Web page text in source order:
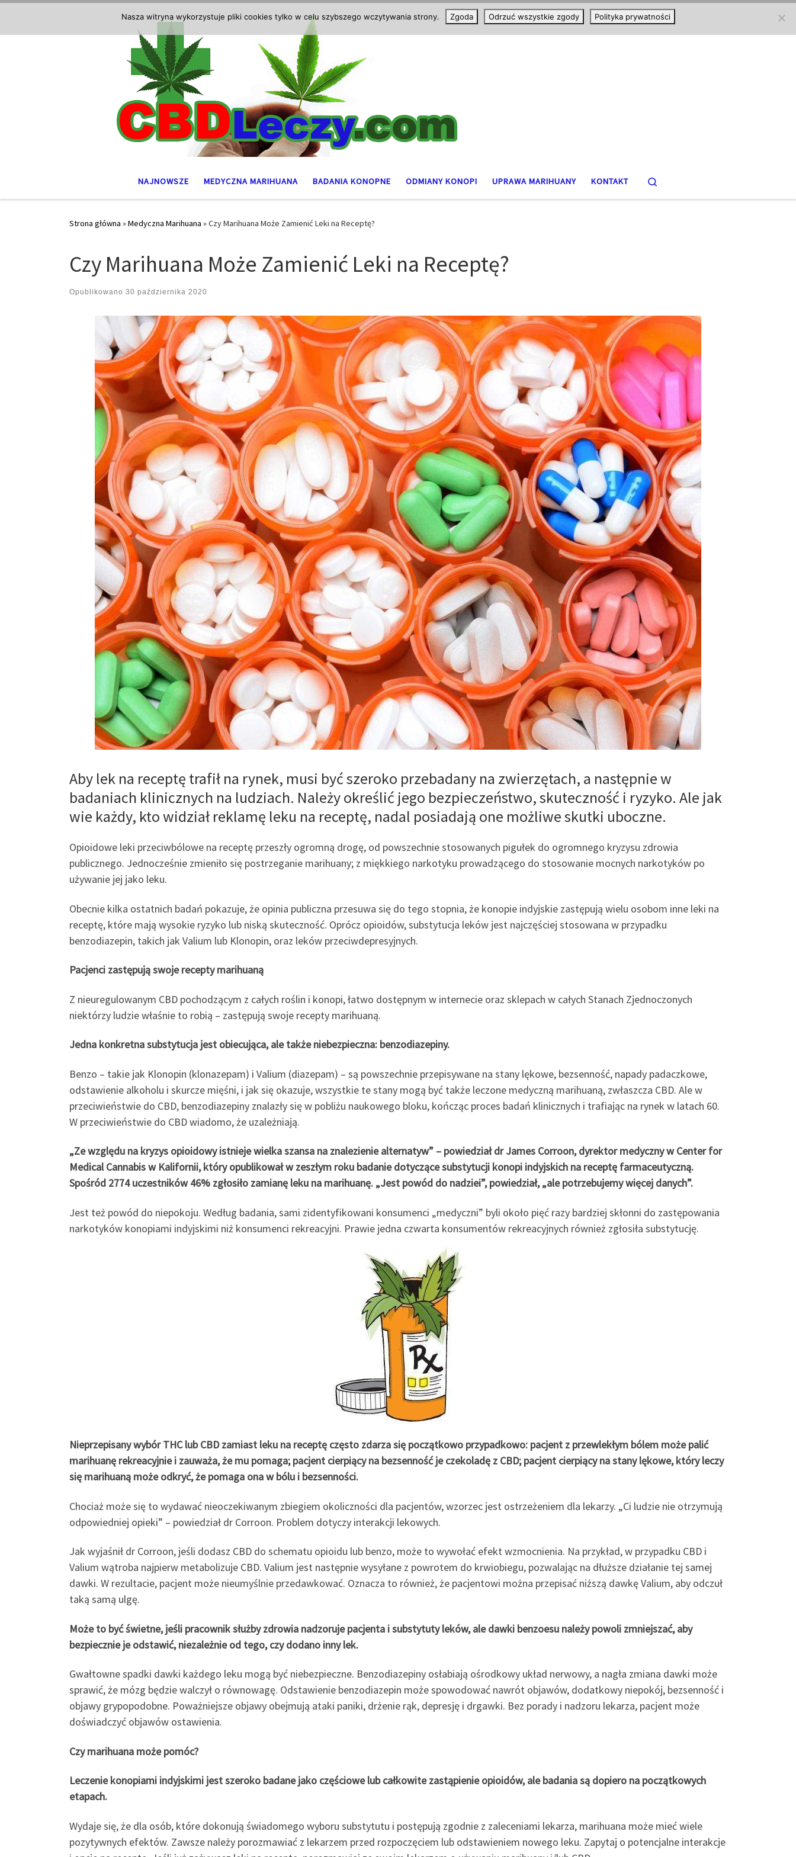
NAJNOWSZE MEDYCZNA MARIHUANA BADANIA KONOPNE ODMIANY KONOPI UPRAWA MARIHUANY KONTAKT
Strona główna »Medyczna Marihuana »Czy Marihuana Może Zamienić Leki na Receptę?
Czy Marihuana Może Zamienić Leki na Receptę?
Opublikowano 30 października 2020
Aby lek na receptę trafił na rynek, musi być szeroko przebadany na zwierzętach, a następnie w
badaniach klinicznych na ludziach. Należy określić jego bezpieczeństwo, skuteczność i ryzyko. Ale jak
wie każdy, kto widział reklamę leku na receptę, nadal posiadają one możliwe skutki uboczne.
Opioidowe leki przeciwbólowe na receptę przeszły ogromną drogę, od powszechnie stosowanych pigułek do ogromnego kryzysu zdrowia
publicznego. Jednocześnie zmieniło się postrzeganie marihuany; z miękkiego narkotyku prowadzącego do stosowanie mocnych narkotyków po
używanie jej jako leku.
Obecnie kilka ostatnich badań pokazuje, że opinia publiczna przesuwa się do tego stopnia, że ​​konopie indyjskie zastępują wielu osobom inne leki na
receptę, które mają wysokie ryzyko lub niską skuteczność. Oprócz opioidów, substytucja leków jest najczęściej stosowana w przypadku
benzodiazepin, takich jak Valium lub Klonopin, oraz leków przeciwdepresyjnych.
Pacjenci zastępują swoje recepty marihuaną
Z nieuregulowanym CBD pochodzącym z całych roślin i konopi, łatwo dostępnym w internecie oraz sklepach w całych Stanach Zjednoczonych
niektórzy ludzie właśnie to robią – zastępują swoje recepty marihuaną.
Jedna konkretna substytucja jest obiecująca, ale także niebezpieczna: benzodiazepiny.
Benzo – takie jak Klonopin (klonazepam) i Valium (diazepam) – są powszechnie przepisywane na stany lękowe, bezsenność, napady padaczkowe,
odstawienie alkoholu i skurcze mięśni, i jak się okazuje, wszystkie te stany mogą być także leczone medyczną marihuaną, zwłaszcza CBD. Ale w
przeciwieństwie do CBD, benzodiazepiny znalazły się w pobliżu naukowego bloku, kończąc proces badań klinicznych i trafiając na rynek w latach 60.
W przeciwieństwie do CBD wiadomo, że uzależniają.
„Ze względu na kryzys opioidowy istnieje wielka szansa na znalezienie alternatyw” – powiedział dr James Corroon, dyrektor medyczny w Center for
Medical Cannabis w Kalifornii, który opublikował w zeszłym roku badanie dotyczące substytucji konopi indyjskich na receptę farmaceutyczną.
Spośród 2774 uczestników 46% zgłosiło zamianę leku na marihuanę. „Jest powód do nadziei”, powiedział, „ale potrzebujemy więcej danych”.
Jest też powód do niepokoju. Według badania, sami zidentyfikowani konsumenci „medyczni” byli około pięć razy bardziej skłonni do zastępowania
narkotyków konopiami indyjskimi niż konsumenci rekreacyjni. Prawie jedna czwarta konsumentów rekreacyjnych również zgłosiła substytucję.
Nieprzepisany wybór THC lub CBD zamiast leku na receptę często zdarza się początkowo przypadkowo: pacjent z przewlekłym bólem może palić
marihuanę rekreacyjnie i zauważa, że ​​mu pomaga; pacjent cierpiący na bezsenność je czekoladę z CBD; pacjent cierpiący na stany lękowe, który leczy
się marihuaną może odkryć, że pomaga ona w bólu i bezsenności.
Chociaż może się to wydawać nieoczekiwanym zbiegiem okoliczności dla pacjentów, wzorzec jest ostrzeżeniem dla lekarzy. „Ci ludzie nie otrzymują
odpowiedniej opieki” – powiedział dr Corroon. Problem dotyczy interakcji lekowych.
Jak wyjaśnił dr Corroon, jeśli dodasz CBD do schematu opioidu lub benzo, może to wywołać efekt wzmocnienia. Na przykład, w przypadku CBD i
Valium wątroba najpierw metabolizuje CBD. Valium jest następnie wysyłane z powrotem do krwiobiegu, pozwalając na dłuższe działanie tej samej
dawki. W rezultacie, pacjent może nieumyślnie przedawkować. Oznacza to również, że pacjentowi można przepisać niższą dawkę Valium, aby odczuł
taką samą ulgę.
Może to być świetne, jeśli pracownik służby zdrowia nadzoruje pacjenta i substytuty leków, ale dawki benzoesu należy powoli zmniejszać, aby
bezpiecznie je odstawić, niezależnie od tego, czy dodano inny lek.
Gwałtowne spadki dawki każdego leku mogą być niebezpieczne. Benzodiazepiny osłabiają ośrodkowy układ nerwowy, a nagła zmiana dawki może
sprawić, że mózg będzie walczył o równowagę. Odstawienie benzodiazepin może spowodować nawrót objawów, dodatkowy niepokój, bezsenność i
objawy grypopodobne. Poważniejsze objawy obejmują ataki paniki, drżenie rąk, depresję i drgawki. Bez porady i nadzoru lekarza, pacjent może
doświadczyć objawów ostawienia.
Czy marihuana może pomóc?
Leczenie konopiami indyjskimi jest szeroko badane jako częściowe lub całkowite zastąpienie opioidów, ale badania są dopiero na początkowych
etapach.
Wydaje się, że dla osób, które dokonują świadomego wyboru substytutu i postępują zgodnie z zaleceniami lekarza, marihuana może mieć wiele
pozytywnych efektów. Zawsze należy porozmawiać z lekarzem przed rozpoczęciem lub odstawieniem nowego leku. Zapytaj o potencjalne interakcje
Nasza witryna wykorzystuje pliki cookies tylko w celu szybszego wczytywania strony. Zgoda Odrzuć wszystkie zgody Polityka prywatności